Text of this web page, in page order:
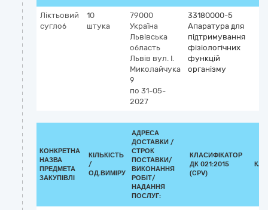
Ліктьовий
суглоб
10
штука
79000
Україна
Львівська
область
Львів вул. І.
Миколайчука
9
по 31-05-
2027
33180000-5
Апаратура для
підтримування
фізіологічних
функцій
організму
КОНКРЕТНА
НАЗВА
ПРЕДМЕТА
ЗАКУПІВЛІ
КІЛЬКІСТЬ
/
ОД.ВИМІРУ
АДРЕСА
ДОСТАВКИ /
СТРОК
ПОСТАВКИ/
ВИКОНАННЯ
РОБІТ/
НАДАННЯ
ПОСЛУГ:
КЛАСИФІКАТОР
ДК 021:2015
(CPV)